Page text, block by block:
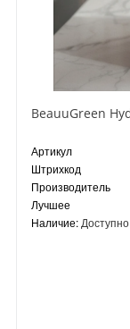
Артикул
Штрихкод
Производитель
Лучшее
Наличие: Доступно